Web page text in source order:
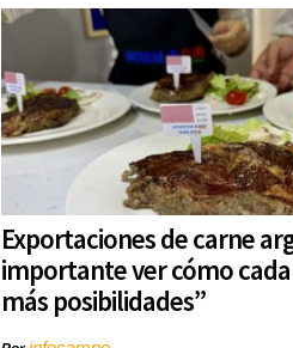
Exportaciones de carne
importante ver cómo
más posibilidades”